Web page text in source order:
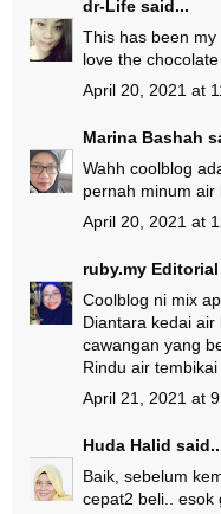
dr-Life said...
This has been
love the
April 20, 2021 at
Marina Bashah
Wahh coolblog
pernah minum air
April 20, 2021 at
ruby.my Editorial
Coolblog ni mix
Diantara kedai
cawangan yang
Rindu air tembikai
April 21, 2021 at
Huda Halid
Baik, sebelum
cepat2 beli.. esok